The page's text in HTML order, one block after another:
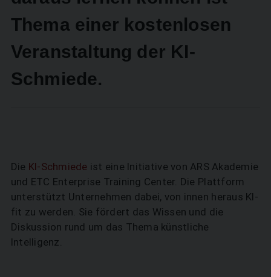
Thema einer kostenlosen
Veranstaltung der KI-
Schmiede.
Die KI-Schmiede ist eine Initiative von ARS Akademie
und ETC Enterprise Training Center. Die Plattform
unterstützt Unternehmen dabei, von innen heraus KI-
fit zu werden. Sie fördert das Wissen und die
Diskussion rund um das Thema künstliche
Intelligenz.